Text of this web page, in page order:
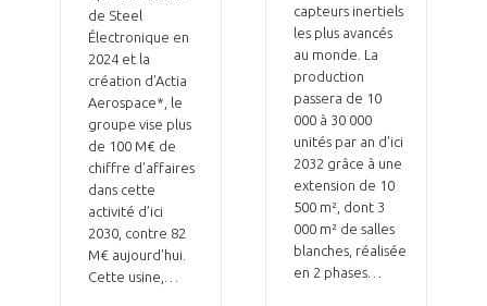
LA MÉDIATION AU-DELÀ DE LA FILIÈRE AÉRONAUTIQUE ET SPATIALE
PRENDRE CONTACT AVEC LE MÉDIATEUR DE LA FILIÈRE
LES ENJEUX
COMPÉTITIVITÉ
EMPLOI & FORMATION
ENVIRONNEMENT
LES PUBLICATIONS
DOCUMENTS & BROCHURES
RAPPORTS D'ACTIVITÉS
de Steel
Électronique en
2024 et la
création d’Actia
Aerospace*, le
groupe vise plus
de 100 M€ de
chiffre d’affaires
dans cette
activité d’ici
2030, contre 82
M€ aujourd’hui.
Cette usine,…
capteurs inertiels
les plus avancés
au monde. La
production
passera de 10
000 à 30 000
unités par an d’ici
2032 grâce à une
extension de 10
500 m², dont 3
000 m² de salles
blanches, réalisée
en 2 phases…